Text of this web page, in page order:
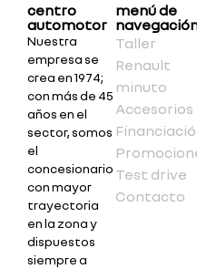
centro
automotor
Nuestra
empresa se
crea en 1974;
con más de 45
años en el
sector, somos
el
concesionario
con mayor
trayectoria
en la zona y
dispuestos
siempre a
menú de
Taller
Renault
minuto
Accesorios
Test drive
Contacto